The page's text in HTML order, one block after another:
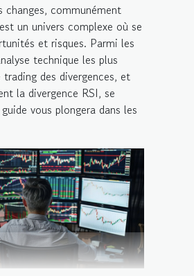
changes, communément
un univers complexe où se
et risques. Parmi les
technique les plus
des divergences, et
la divergence RSI, se
vous plongera dans les